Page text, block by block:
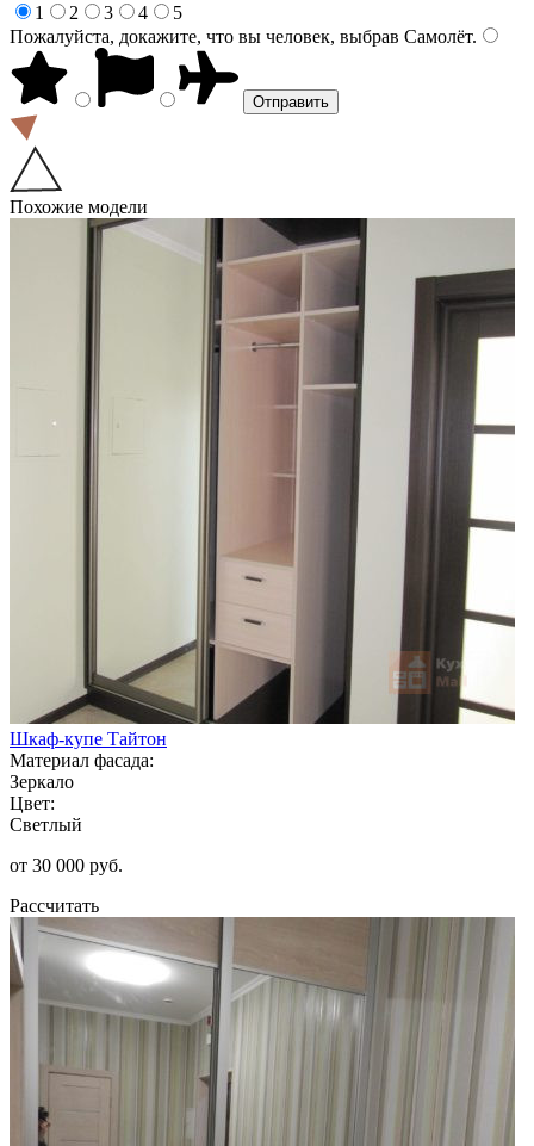
1
2 3 4
5
Пожалуйста, докажите, что вы человек, выбрав Самолёт.
Похожие модели
Шкаф-купе Тайтон
Материал фасада:
Зеркало
Цвет:
Светлый
от 30 000 руб.
Рассчитать